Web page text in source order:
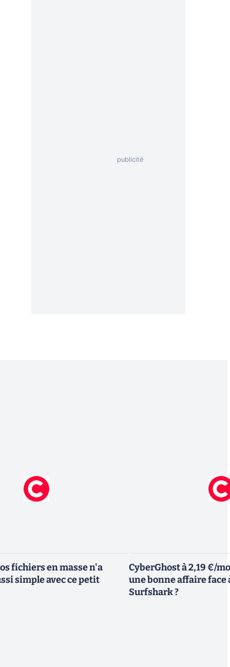
fichiers en masse n'a
simple avec ce petit
CyberGhost à 2,19 €/
une bonne affaire face
Surfshark ?